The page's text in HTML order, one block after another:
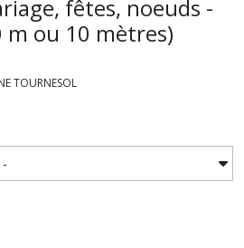
fêtes, noeuds -
m ou 10 mètres)
TOURNESOL